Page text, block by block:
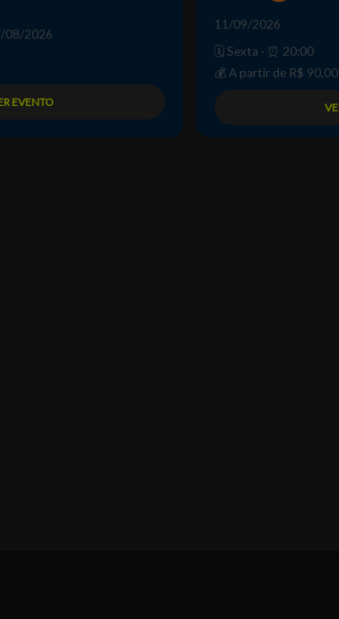
08/2026
EVENTO
11/09/2026
🗓️ Sexta · ⏰ 20:00
💰 A partir de R$ 90,00